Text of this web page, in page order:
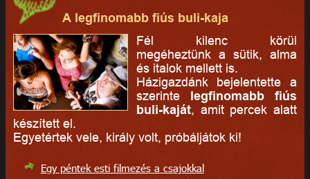
A legfinomabb fiús buli-kaja
Fél kilenc körül
megéheztünk a sütik, alma
és italok mellett is.
Házigazdánk bejelentette a
szerinte legfinomabb fiús
buli-kaját, amit percek alatt
készített el.
Egyetértek vele, király volt, próbáljátok ki!
Egy péntek esti filmezés a csajokkal